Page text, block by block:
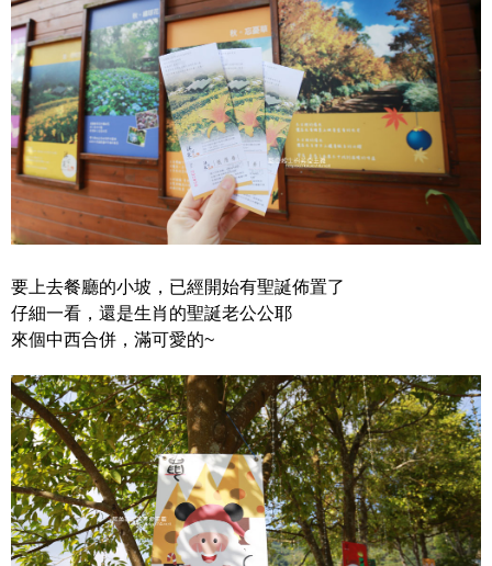
要上去餐廳的小坡，已經開始有聖誕佈置了
仔細一看，還是生肖的聖誕老公公耶
來個中西合併，滿可愛的~